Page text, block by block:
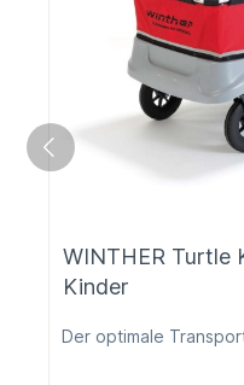
WINTHER Turtle
Kinder
Der optimale